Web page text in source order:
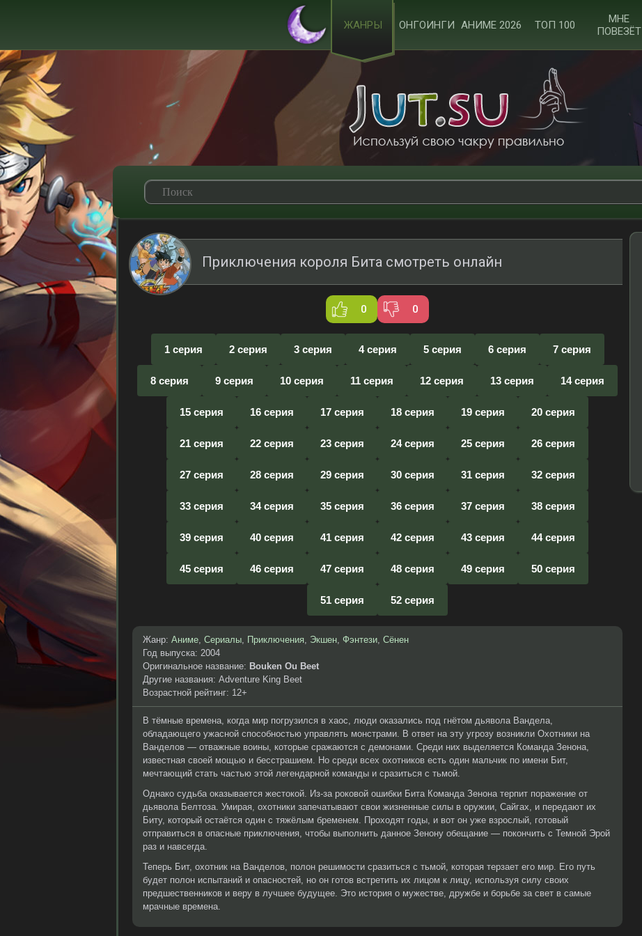
ЖАНРЫ ОНГОИНГИ АНИМЕ 2026 ТОП 100
МНЕ
ПОВЕЗЁТ
Приключения короля Бита смотреть онлайн
0 0
1 серия 2 серия 3 серия 4 серия 5 серия 6 серия 7 серия
8 серия 9 серия 10 серия 11 серия 12 серия 13 серия 14 серия
15 серия 16 серия 17 серия 18 серия 19 серия 20 серия
21 серия 22 серия 23 серия 24 серия 25 серия 26 серия
27 серия 28 серия 29 серия 30 серия 31 серия 32 серия
33 серия 34 серия 35 серия 36 серия 37 серия 38 серия
39 серия 40 серия 41 серия 42 серия 43 серия 44 серия
45 серия 46 серия 47 серия 48 серия 49 серия 50 серия
51 серия 52 серия
Жанр: Аниме, Сериалы, Приключения, Экшен, Фэнтези, Сёнен
Год выпуска: 2004
Оригинальное название: Bouken Ou Beet
Другие названия: Adventure King Beet
Возрастной рейтинг: 12+
В тёмные времена, когда мир погрузился в хаос, люди оказались под гнётом дьявола Вандела,
обладающего ужасной способностью управлять монстрами. В ответ на эту угрозу возникли Охотники на
Ванделов — отважные воины, которые сражаются с демонами. Среди них выделяется Команда Зенона,
известная своей мощью и бесстрашием. Но среди всех охотников есть один мальчик по имени Бит,
мечтающий стать частью этой легендарной команды и сразиться с тьмой.
Однако судьба оказывается жестокой. Из-за роковой ошибки Бита Команда Зенона терпит поражение от
дьявола Белтоза. Умирая, охотники запечатывают свои жизненные силы в оружии, Сайгах, и передают их
Биту, который остаётся один с тяжёлым бременем. Проходят годы, и вот он уже взрослый, готовый
отправиться в опасные приключения, чтобы выполнить данное Зенону обещание — покончить с Темной Эрой
раз и навсегда.
Теперь Бит, охотник на Ванделов, полон решимости сразиться с тьмой, которая терзает его мир. Его путь
будет полон испытаний и опасностей, но он готов встретить их лицом к лицу, используя силу своих
предшественников и веру в лучшее будущее. Это история о мужестве, дружбе и борьбе за свет в самые
мрачные времена.